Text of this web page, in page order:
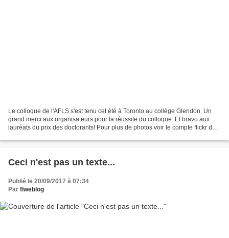
Le colloque de l'AFLS s'est tenu cet été à Toronto au collège Glendon. Un
grand merci aux organisateurs pour la réussite du colloque. Et bravo aux
lauréats du prix des doctorants! Pour plus de photos voir le compte flickr de
Ceci n'est pas un texte...
Publié le 20/09/2017 à 07:34
Par flweblog